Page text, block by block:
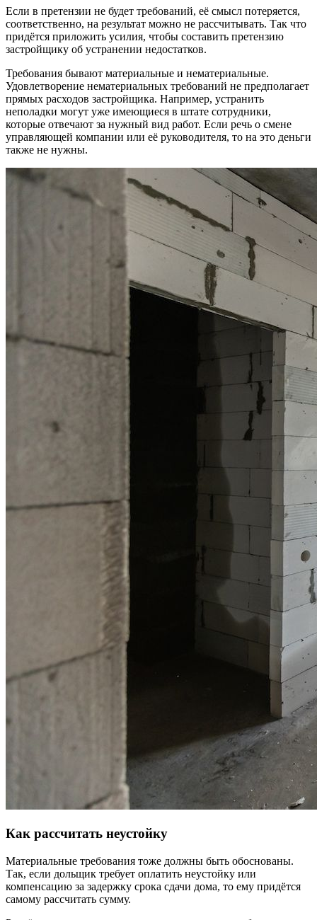
Если в претензии не будет требований, её смысл потеряется,
соответственно, на результат можно не рассчитывать. Так что
придётся приложить усилия, чтобы составить претензию
застройщику об устранении недостатков.
Требования бывают материальные и нематериальные.
Удовлетворение нематериальных требований не предполагает
прямых расходов застройщика. Например, устранить
неполадки могут уже имеющиеся в штате сотрудники,
которые отвечают за нужный вид работ. Если речь о смене
управляющей компании или её руководителя, то на это деньги
также не нужны.
Как рассчитать неустойку
Материальные требования тоже должны быть обоснованы.
Так, если дольщик требует оплатить неустойку или
компенсацию за задержку срока сдачи дома, то ему придётся
самому рассчитать сумму.